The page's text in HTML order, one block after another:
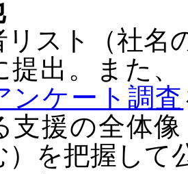
リスト（社名
提出。また
ンケート調査
支援の全体
）を把握して